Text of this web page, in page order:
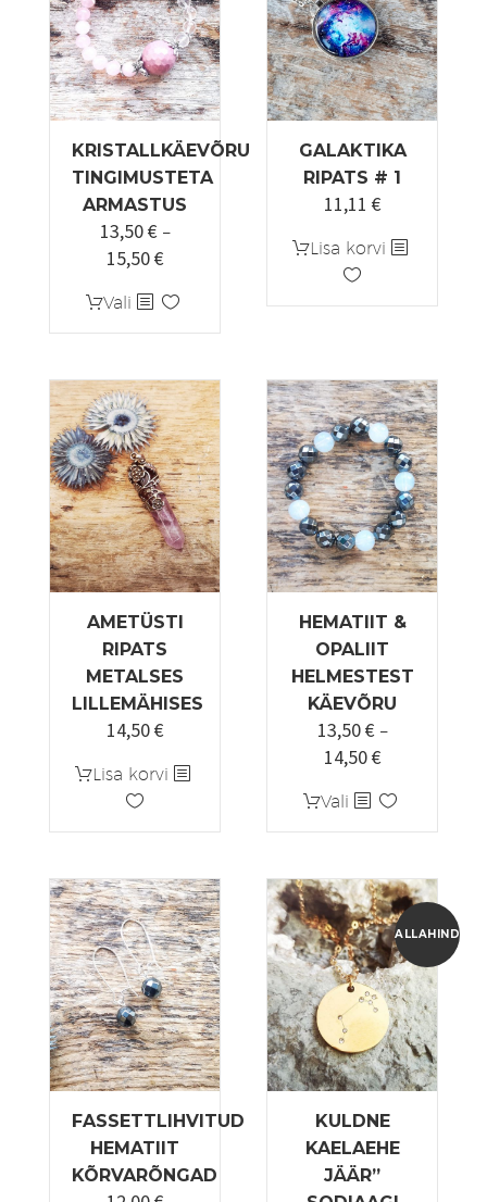
KRISTALLKÄEVÕRU
TINGIMUSTETA
ARMASTUS
13,50€ –
15,50€Hinnavahemik:
kuni
15,50 €
Vali Sellel
tootel
mitu
varianti.
Valikuid
saab
teha
tootelehel.
GALAKTIKA
RIPATS # 1
11,11 €
Lisa korvi
AMETÜSTI
RIPATS
METALSES
LILLEMÄHISES
14,50€
Lisa korvi
HEMATIIT &
OPALIIT
HELMESTEST
KÄEVÕRU
13,50€ –
14,50€
kuni
14,50 €
Vali Sellel
tootel
mitu
varianti.
Valikuid
saab
teha
tootelehel.
FASSETTLIHVITUD
HEMATIIT
KÕRVARÕNGAD
ALLAHINDLUS!
KULDNE
KAELAEHE
JÄÄR”